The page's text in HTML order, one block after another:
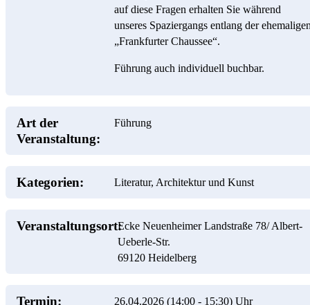
auf diese Fragen erhalten Sie während
unseres Spaziergangs entlang der
„Frankfurter Chaussee“.
Führung auch individuell buchbar.
Art der
Veranstaltung:
Führung
Kategorien: Literatur, Architektur und Kunst
Veranstaltungsort:Ecke Neuenheimer Landstraße 78/ Albert-
Ueberle-Str.
69120 Heidelberg
Termin: 26.04.2026 (14:00- 15:30)Uhr